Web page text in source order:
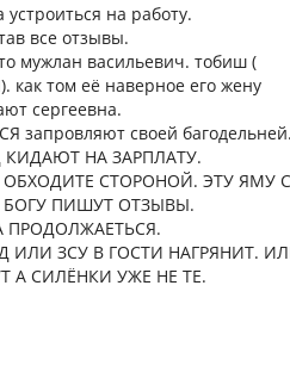
устроиться на работу.
все отзывы.
мужлан васильевич. тобиш (
как том её наверное его жену
сергеевна.
запровляют своей багодельней.
КИДАЮТ НА ЗАРПЛАТУ.
СТОРОНОЙ. ЭТУ ЯМУ
БОГУ ПИШУТ ОТЗЫВЫ.
ПРОДОЛЖАЕТЬСЯ.
ИЛИ ЗСУ В ГОСТИ НАГРЯНИТ.
А СИЛЁНКИ УЖЕ НЕ ТЕ.